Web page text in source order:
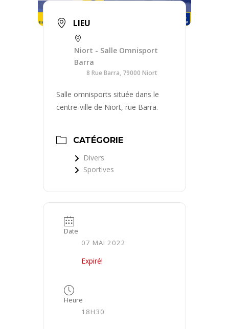
LIEU
Niort - Salle Omnisport
Barra
8 Rue Barra, 79000 Niort
Salle omnisports située dans le
centre-ville de Niort, rue Barra.
CATÉGORIE
Divers
Sportives
Date
07 MAI 2022
Expiré!
Heure
18H30